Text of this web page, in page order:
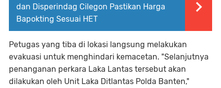
dan Disperindag Cilegon Pastikan Harga
Bapokting Sesuai HET
Petugas yang tiba di lokasi langsung melakukan
evakuasi untuk menghindari kemacetan. "Selanjutnya
penanganan perkara Laka Lantas tersebut akan
dilakukan oleh Unit Laka Ditlantas Polda Banten,"